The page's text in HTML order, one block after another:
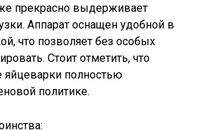
прекрасно выдерживает
Аппарат оснащен удобной в
что позволяет без особых
Стоит отметить, что
яйцеварки полностью
политике.